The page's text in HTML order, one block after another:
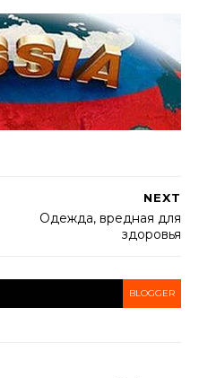
NEXT
Одежда, вредная для
здоровья
BLOGGER